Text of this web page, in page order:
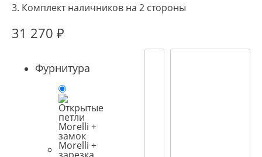
3. Комплект наличников на 2 стороны
31 270 ₽
Фурнитура